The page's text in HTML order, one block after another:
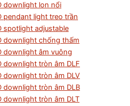
downlight lon nổi
pendant light treo trần
spotlight adjustable
downlight chống thấm
downlight âm vuông
downlight tròn âm DLF
downlight tròn âm DLV
downlight tròn âm DLB
downlight tròn âm DLT